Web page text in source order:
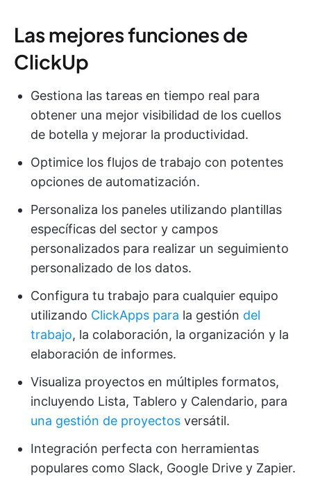
Las mejores funciones de
ClickUp
Gestiona las tareas en tiempo real para
obtener una mejor visibilidad de los cuellos
de botella y mejorar la productividad.
Optimice los flujos de trabajo con potentes
opciones de automatización.
Personaliza los paneles utilizando plantillas
específicas del sector y campos
personalizados para realizar un seguimiento
personalizado de los datos.
Configura tu trabajo para cualquier equipo
utilizando ClickApps para la gestión del
trabajo, la colaboración, la organización y la
elaboración de informes.
Visualiza proyectos en múltiples formatos,
incluyendo Lista, Tablero y Calendario, para
una gestión de proyectos versátil.
Integración perfecta con herramientas
populares como Slack, Google Drive y Zapier.